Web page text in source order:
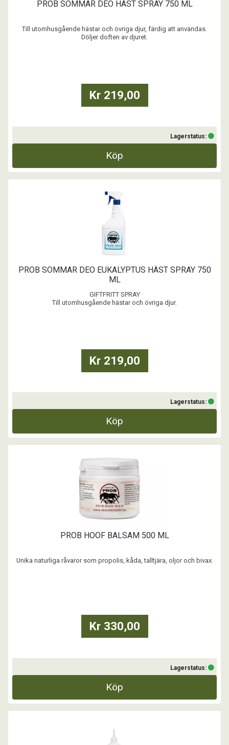
PROB SOMMAR DEO HÄST SPRAY 750 ML
Till utomhusgående hästar och övriga djur, färdig att användas.
Döljer doften av djuret.
Kr 219,00
Lagerstatus:
Köp
PROB SOMMAR DEO EUKALYPTUS HÄST SPRAY 750
ML
GIFTFRITT SPRAY
Till utomhusgående hästar och övriga djur.
...
Kr 219,00
Lagerstatus:
Köp
PROB HOOF BALSAM 500 ML
Unika naturliga råvaror som propolis, kåda, talltjära, oljor och bivax.
Kr 330,00
Lagerstatus:
Köp